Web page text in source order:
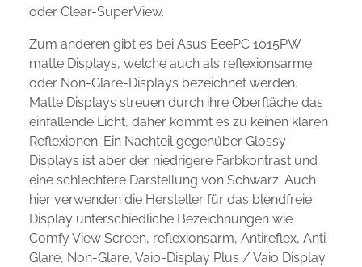
oder Clear-SuperView.
Zum anderen gibt es bei Asus EeePC 1015PW
matte Displays, welche auch als reflexionsarme
oder Non-Glare-Displays bezeichnet werden.
Matte Displays streuen durch ihre Oberfläche das
einfallende Licht, daher kommt es zu keinen klaren
Reflexionen. Ein Nachteil gegenüber Glossy-
Displays ist aber der niedrigere Farbkontrast und
eine schlechtere Darstellung von Schwarz. Auch
hier verwenden die Hersteller für das blendfreie
Display unterschiedliche Bezeichnungen wie
Comfy View Screen, reflexionsarm, Antireflex, Anti-
Glare, Non-Glare, Vaio-Display Plus / Vaio Display